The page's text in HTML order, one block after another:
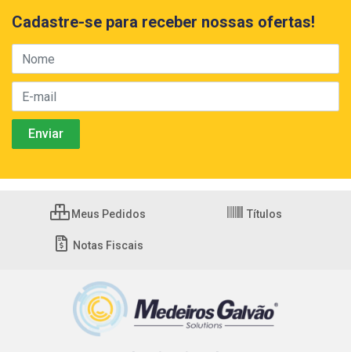
Cadastre-se para receber nossas ofertas!
Meus Pedidos Títulos
Notas Fiscais